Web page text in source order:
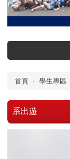
學生活動
系隊介紹
首頁 學生專區
系出遊